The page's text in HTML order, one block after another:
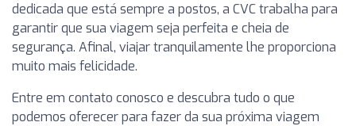
dedicada que está sempre a postos, a CVC trabalha para
garantir que sua viagem seja perfeita e cheia de
segurança. Afinal, viajar tranquilamente lhe proporciona
muito mais felicidade.
Entre em contato conosco e descubra tudo o que
podemos oferecer para fazer da sua próxima viagem